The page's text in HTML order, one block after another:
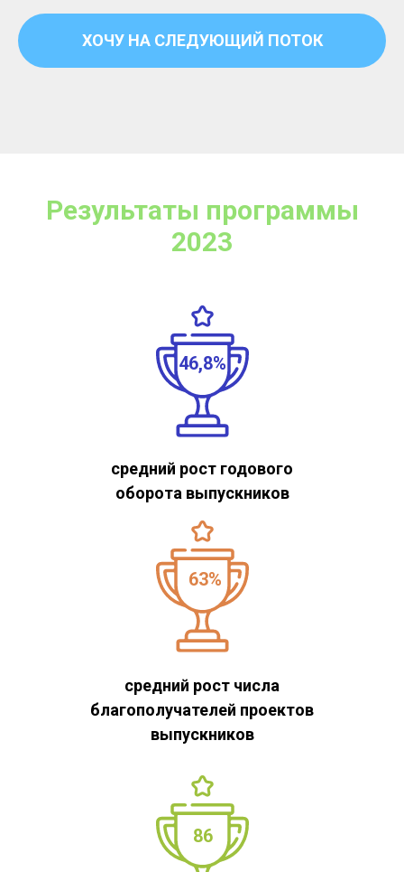
ХОЧУ НА СЛЕДУЮЩИЙ ПОТОК
Результаты программы
2023
средний рост годового
оборота выпускников
средний рост числа
благополучателей проектов
выпускников
46,8%
86
63%